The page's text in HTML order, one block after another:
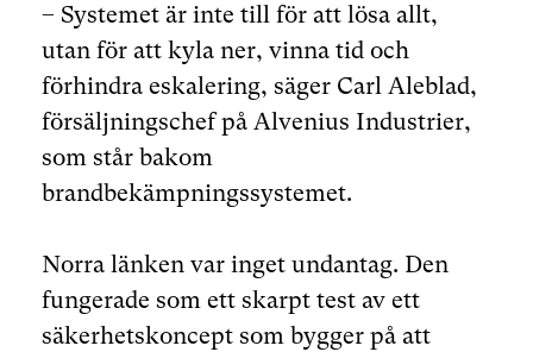
– Systemet är inte till för att lösa allt,
utan för att kyla ner, vinna tid och
förhindra eskalering, säger Carl Aleblad,
försäljningschef på Alvenius Industrier,
som står bakom
brandbekämpningssystemet.
Norra länken var inget undantag. Den
fungerade som ett skarpt test av ett
säkerhetskoncept som bygger på att